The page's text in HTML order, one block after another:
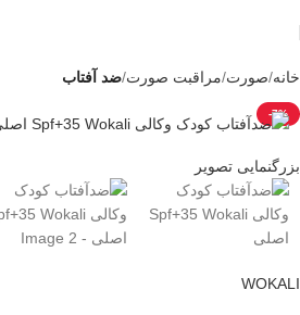
خانه صورت مراقبت صورت ضد آفتاب
-7%
بزرگنمایی تصویر
WOKALI